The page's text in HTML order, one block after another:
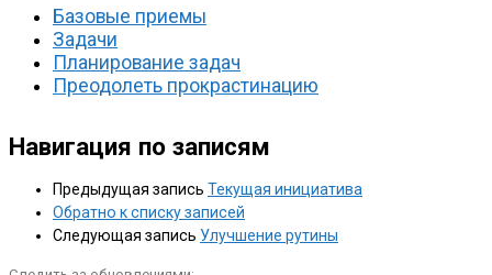
Базовые приемы
Задачи
Планирование задач
Преодолеть прокрастинацию
Навигация по записям
Предыдущая запись Текущая инициатива
Обратно к списку записей
Следующая запись Улучшение рутины